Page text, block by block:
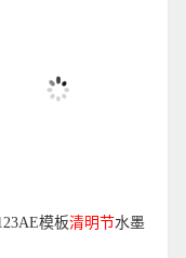
模板清明节水墨